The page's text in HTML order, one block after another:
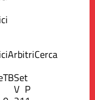
ArbitriCerca
TBSet
V P